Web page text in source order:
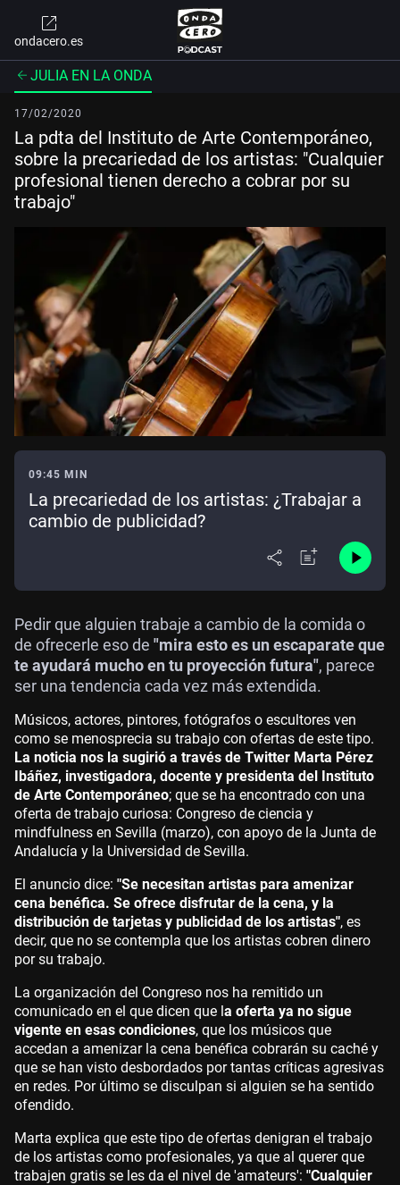
ondacero.es
JULIA EN LA ONDA
17/02/2020
La pdta del Instituto de Arte Contemporáneo,
sobre la precariedad de los artistas: "Cualquier
profesional tienen derecho a cobrar por su
trabajo"
09:45 MIN
La precariedad de los artistas: ¿Trabajar a
cambio de publicidad?
Pedir que alguien trabaje a cambio de la comida o
de ofrecerle eso de "mira esto es un escaparate que
te ayudará mucho en tu proyección futura", parece
ser una tendencia cada vez más extendida.
Músicos, actores, pintores, fotógrafos o escultores ven
como se menosprecia su trabajo con ofertas de este tipo.
La noticia nos la sugirió a través de Twitter Marta Pérez
Ibáñez, investigadora, docente y presidenta del Instituto
de Arte Contemporáneo; que se ha encontrado con una
oferta de trabajo curiosa: Congreso de ciencia y
mindfulness en Sevilla (marzo), con apoyo de la Junta de
Andalucía y la Universidad de Sevilla.
El anuncio dice: "Se necesitan artistas para amenizar
cena benéfica. Se ofrece disfrutar de la cena, y la
distribución de tarjetas y publicidad de los artistas", es
decir, que no se contempla que los artistas cobren dinero
por su trabajo.
La organización del Congreso nos ha remitido un
comunicado en el que dicen que la oferta ya no sigue
vigente en esas condiciones, que los músicos que
accedan a amenizar la cena benéfica cobrarán su caché y
que se han visto desbordados por tantas críticas agresivas
en redes. Por último se disculpan si alguien se ha sentido
ofendido.
Marta explica que este tipo de ofertas denigran el trabajo
de los artistas como profesionales, ya que al querer que
trabajen gratis se les da el nivel de 'amateurs': "Cualquier